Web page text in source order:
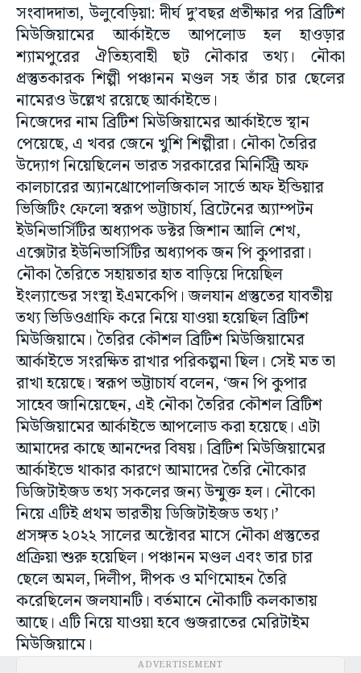
সংবাদদাতা, উলুবেড়িয়া: দীর্ঘ দু’বছর প্রতীক্ষার পর ব্রিটিশ
মিউজিয়ামের আর্কাইভে আপলোড হল হাওড়ার
শ্যামপুরের ঐতিহ্যবাহী ছট নৌকার তথ্য। নৌকা
প্রস্তুতকারক শিল্পী পঞ্চানন মণ্ডল সহ তাঁর চার ছেলের
নামেরও উল্লেখ রয়েছে আর্কাইভে।
নিজেদের নাম ব্রিটিশ মিউজিয়ামের আর্কাইভে স্থান
পেয়েছে, এ খবর জেনে খুশি শিল্পীরা। নৌকা তৈরির
উদ্যোগ নিয়েছিলেন ভারত সরকারের মিনিস্ট্রি অফ
কালচারের অ্যানথ্রোপোলজিকাল সার্ভে অফ ইন্ডিয়ার
ভিজিটিং ফেলো স্বরূপ ভট্টাচার্য, ব্রিটেনের অ্যাম্পটন
ইউনিভার্সিটির অধ্যাপক ডক্টর জিশান আলি শেখ,
এক্সেটার ইউনিভার্সিটির অধ্যাপক জন পি কুপাররা।
নৌকা তৈরিতে সহায়তার হাত বাড়িয়ে দিয়েছিল
ইংল্যান্ডের সংস্থা ইএমকেপি। জলযান প্রস্তুতের যাবতীয়
তথ্য ভিডিওগ্রাফি করে নিয়ে যাওয়া হয়েছিল ব্রিটিশ
মিউজিয়ামে। তৈরির কৌশল ব্রিটিশ মিউজিয়ামের
আর্কাইভে সংরক্ষিত রাখার পরিকল্পনা ছিল। সেই মত তা
রাখা হয়েছে। স্বরূপ ভট্টাচার্য বলেন, ‘জন পি কুপার
সাহেব জানিয়েছেন, এই নৌকা তৈরির কৌশল ব্রিটিশ
মিউজিয়ামের আর্কাইভে আপলোড করা হয়েছে। এটা
আমাদের কাছে আনন্দের বিষয়। ব্রিটিশ মিউজিয়ামের
আর্কাইভে থাকার কারণে আমাদের তৈরি নৌকোর
ডিজিটাইজড তথ্য সকলের জন্য উন্মুক্ত হল। নৌকো
নিয়ে এটিই প্রথম ভারতীয় ডিজিটাইজড তথ্য।’
প্রসঙ্গত ২০২২ সালের অক্টোবর মাসে নৌকা প্রস্তুতের
প্রক্রিয়া শুরু হয়েছিল। পঞ্চানন মণ্ডল এবং তার চার
ছেলে অমল, দিলীপ, দীপক ও মণিমোহন তৈরি
করেছিলেন জলযানটি। বর্তমানে নৌকাটি কলকাতায়
আছে। এটি নিয়ে যাওয়া হবে গুজরাতের মেরিটাইম
মিউজিয়ামে।
ADVERTISEMENT